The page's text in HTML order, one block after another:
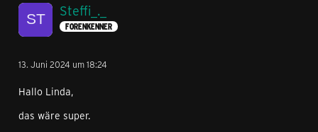
Steffi_._
FORENKENNER
13. Juni 2024 um 18:24
Hallo Linda,
das wäre super.